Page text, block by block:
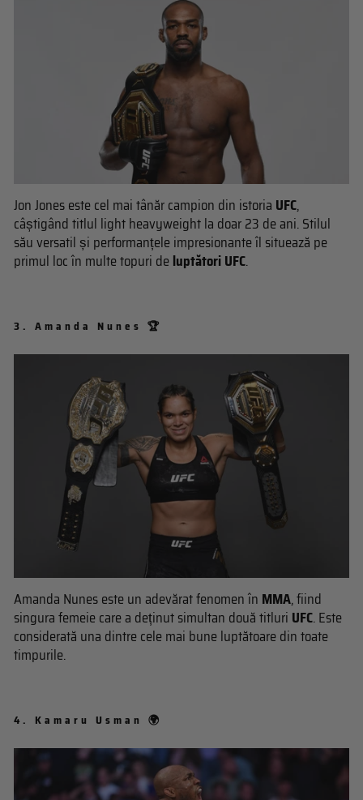
Jon Jones este cel mai tânăr campion din istoria UFC,
câștigând titlul light heavyweight la doar 23 de ani. Stilul
său versatil și performanțele impresionante îl situează pe
primul loc în multe topuri deluptători UFC.
3. Amanda Nunes 🏆
Amanda Nunes este un adevărat fenomen în MMA, fiind
singura femeie care a deținut simultan două titluri UFC. Este
considerată una dintre cele mai bune luptătoare din toate
timpurile.
4. Kamaru Usman 🌍